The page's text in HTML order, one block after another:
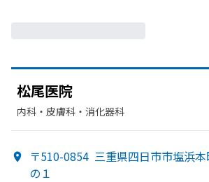
松尾医院
内科・​皮膚科・​消化器科
〒510-0854 三重県四日市市塩浜
の１